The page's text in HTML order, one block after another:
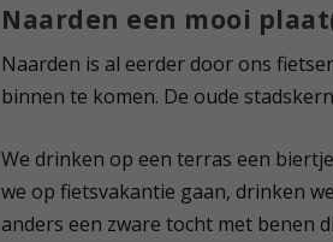
Naarden een mooi
Naarden is al eerder door ons
binnen te komen. De oude
We drinken op een terras een
we op fietsvakantie gaan, drinken
anders een zware tocht met benen